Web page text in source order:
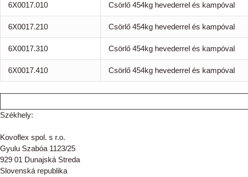
6X0017.010 Csörlő 454kg hevederrel és kampóval
6X0017.210 Csörlő 454kg hevederrel és kampóval
6X0017.310 Csörlő 454kg hevederrel és kampóval
6X0017.410 Csörlő 454kg hevederrel és kampóval
Székhely:
Kovoflex spol. s r.o.
Gyulu Szabóa 1123/25
929 01 Dunajská Streda
Slovenská republika